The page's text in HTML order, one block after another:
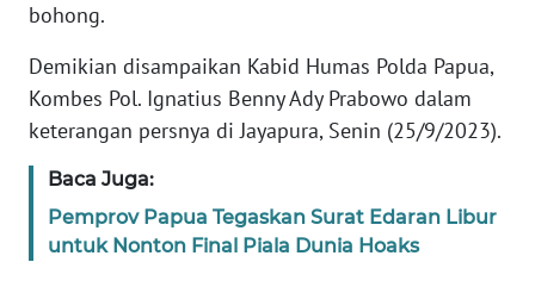
bohong.
Demikian disampaikan Kabid Humas Polda Papua,
Kombes Pol. Ignatius Benny Ady Prabowo dalam
keterangan persnya di Jayapura, Senin (25/9/2023).
Baca Juga:
Pemprov Papua Tegaskan Surat Edaran Libur
untuk Nonton Final Piala Dunia Hoaks
DISCLAIMER
Wahana
Regional